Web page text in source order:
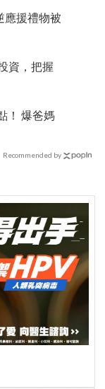
應援禮物被
資，把握
！ 爆爸媽
Recommended by